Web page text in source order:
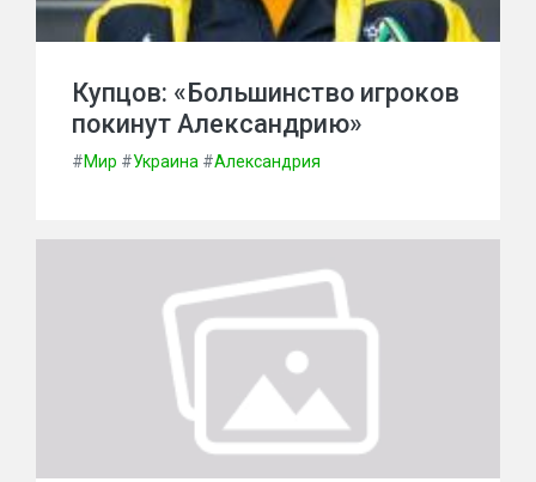
Купцов: «Большинство игроков
покинут Александрию»
#Мир #Украина #Александрия